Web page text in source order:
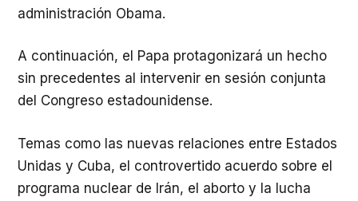
administración Obama.
A continuación, el Papa protagonizará un hecho
sin precedentes al intervenir en sesión conjunta
del Congreso estadounidense.
Temas como las nuevas relaciones entre Estados
Unidas y Cuba, el controvertido acuerdo sobre el
programa nuclear de Irán, el aborto y la lucha